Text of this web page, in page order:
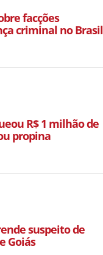
facções
criminal no Brasil
R$ 1 milhão de
propina
suspeito de
Goiás